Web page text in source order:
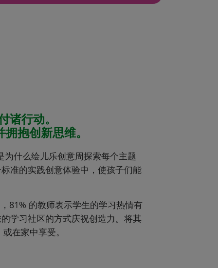
诸行动。
拥抱创新思维。
什么绘儿乐创意周探索每个主题
准的实践创意体验中，使孩子们能
81% 的教师表示学生的学习热情有
学习社区的方式庆祝创造力。将其
在家中享受。